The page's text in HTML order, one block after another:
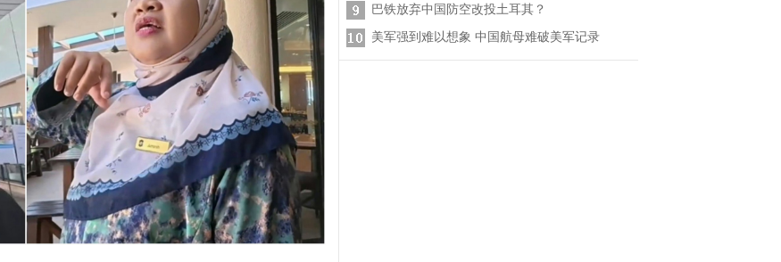
巴铁放弃中国防空改投土耳其？
美军强到难以想象 中国航母难破美军记录